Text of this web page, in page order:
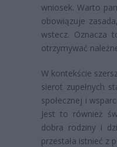
wniosek. Warto
obowiązuje
wstecz. Oznacza
otrzymywać
W kontekście
sierot zupełnych
społecznej i
Jest to również
dobra rodziny i
przestała istnieć z